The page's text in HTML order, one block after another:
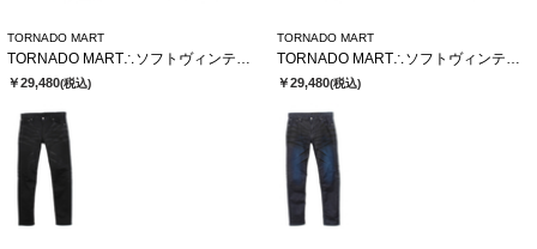
TORNADO MART
TORNADO MART∴ソフトヴィンテージスリムデニム
￥29,480(税込)
TORNADO MART
TORNADO MART∴ソフトヴィンテージスリムデニム
￥29,480(税込)